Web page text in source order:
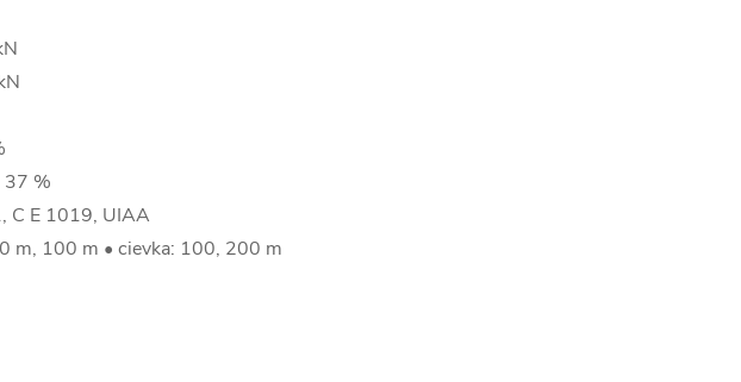
37 %
C E 1019, UIAA
m, 100 m • cievka: 100, 200 m